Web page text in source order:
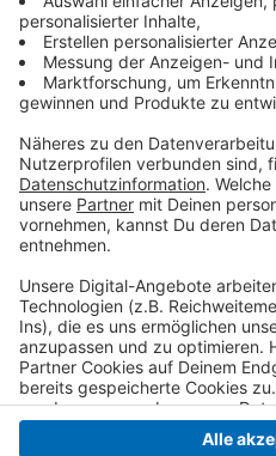
Bundesfamilienministerium
Sexismus zu erkennen,
Maßnahmen dagegen zu
Unternehmen,
Anzeige
Anzeige